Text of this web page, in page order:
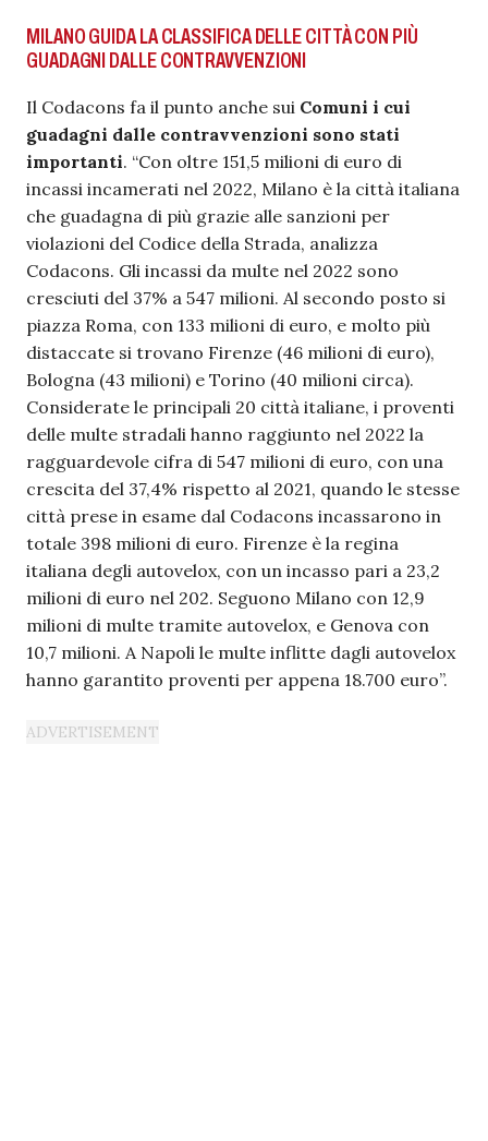
MILANO GUIDA LA CLASSIFICA DELLE CITTÀ CON PIÙ
GUADAGNI DALLE CONTRAVVENZIONI
Il Codacons fa il punto anche sui Comuni i cui
guadagni dalle contravvenzioni sono stati
importanti. “Con oltre 151,5 milioni di euro di
incassi incamerati nel 2022, Milano è la città italiana
che guadagna di più grazie alle sanzioni per
violazioni del Codice della Strada, analizza
Codacons. Gli incassi da multe nel 2022 sono
cresciuti del 37% a 547 milioni. Al secondo posto si
piazza Roma, con 133 milioni di euro, e molto più
distaccate si trovano Firenze (46 milioni di euro),
Bologna (43 milioni) e Torino (40 milioni circa).
Considerate le principali 20 città italiane, i proventi
delle multe stradali hanno raggiunto nel 2022 la
ragguardevole cifra di 547 milioni di euro, con una
crescita del 37,4% rispetto al 2021, quando le stesse
città prese in esame dal Codacons incassarono in
totale 398 milioni di euro. Firenze è la regina
italiana degli autovelox, con un incasso pari a 23,2
milioni di euro nel 202. Seguono Milano con 12,9
milioni di multe tramite autovelox, e Genova con
10,7 milioni. A Napoli le multe inflitte dagli autovelox
hanno garantito proventi per appena 18.700 euro”.